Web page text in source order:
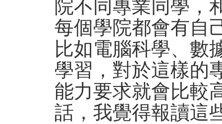
院不同專業同學，
每個學院都會有自
比如電腦科學、數
學習，對於這樣的
能力要求就會比較
話，我覺得報讀這